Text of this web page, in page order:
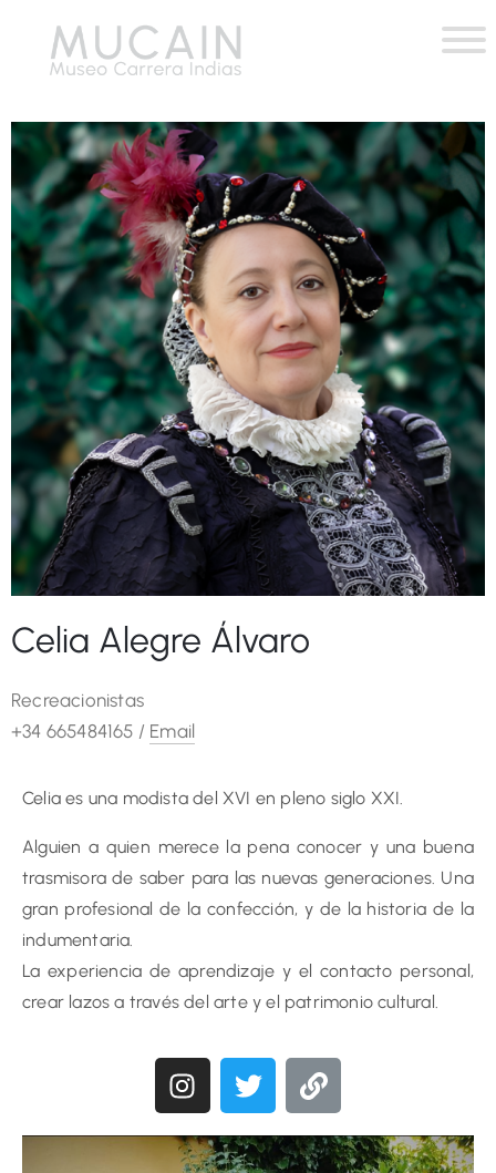
Celia Alegre Álvaro
Recreacionistas
+34 665484165 / Email
Celia es una modista del XVI en pleno siglo XXI.
Alguien a quien merece la pena conocer y una buena
trasmisora de saber para las nuevas generaciones. Una
gran profesional de la confección, y de la historia de la
indumentaria.
La experiencia de aprendizaje y el contacto personal,
crear lazos a través del arte y el patrimonio cultural.